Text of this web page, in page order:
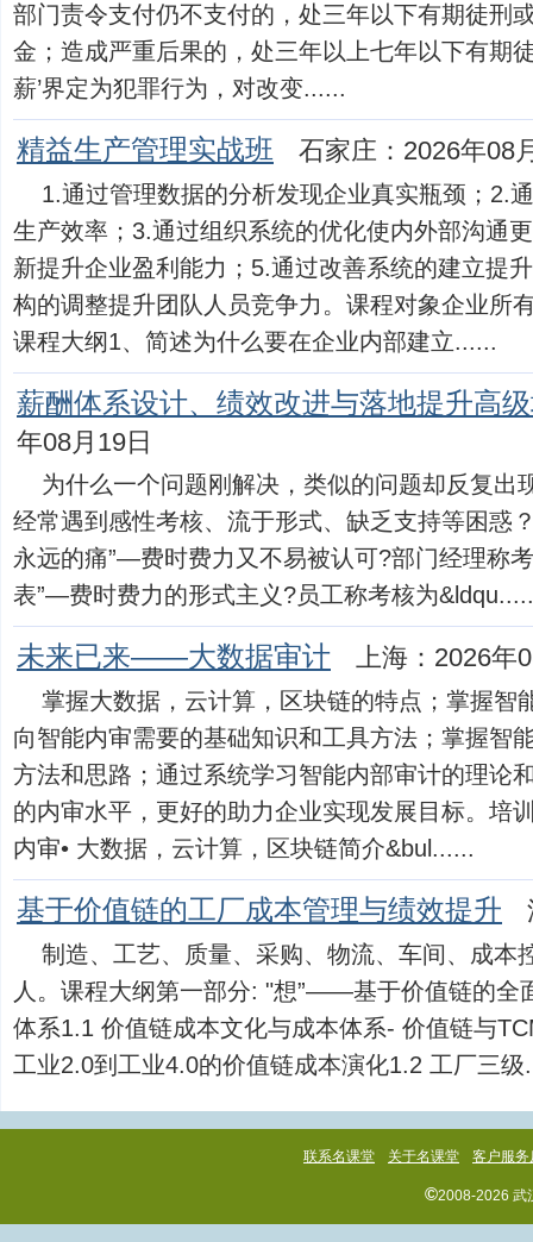
部门责令支付仍不支付的，处三年以下有期徒刑
金；造成严重后果的，处三年以上七年以下有期
薪’界定为犯罪行为，对改变......
精益生产管理实战班 石家庄：2026年08
1.通过管理数据的分析发现企业真实瓶颈；2.
生产效率；3.通过组织系统的优化使内外部沟通
新提升企业盈利能力；5.通过改善系统的建立提
构的调整提升团队人员竞争力。课程对象企业所
课程大纲1、简述为什么要在企业内部建立......
薪酬体系设计、绩效改进与落地提升高
年08月19日
为什么一个问题刚解决，类似的问题却反复出
经常遇到感性考核、流于形式、缺乏支持等困惑
永远的痛”—费时费力又不易被认可?部门经理称
表”—费时费力的形式主义?员工称考核为
未来已来——大数据审计 上海：2026年
掌握大数据，云计算，区块链的特点；掌握智
向智能内审需要的基础知识和工具方法；掌握智
方法和思路；通过系统学习智能内部审计的理论
的内审水平，更好的助力企业实现发展目标。培
内审• 大数据，云计算，区块链简介&bul......
基于价值链的工厂成本管理与绩效提升
制造、工艺、质量、采购、物流、车间、成本
人。课程大纲第一部分: "想”——基于价值链的全
体系1.1 价值链成本文化与成本体系- 价值链与
工业2.0到工业4.0的价值链成本演化1.2 工厂三级
联系名课堂 关于名课堂 客户服务
©2008-2026 武